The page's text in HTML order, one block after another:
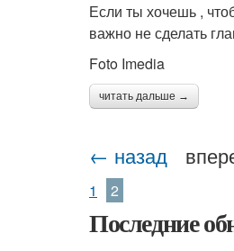
Если ты хочешь ,
важно не сделать
Foto Imedia
читать дальше →
← назад
1 2
Последние